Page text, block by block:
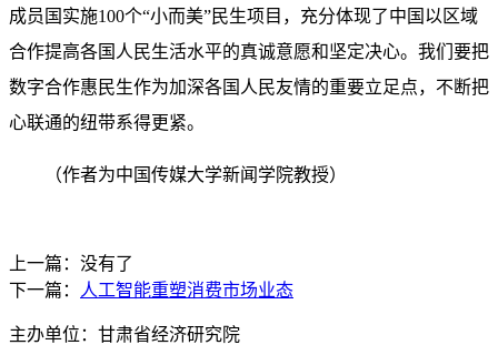
成员国实施100个“小而美”民生项目，充分体现了中国以区域
合作提高各国人民生活水平的真诚意愿和坚定决心。我们要把
数字合作惠民生作为加深各国人民友情的重要立足点，不断把
心联通的纽带系得更紧。
（作者为中国传媒大学新闻学院教授）
上一篇：没有了
下一篇：
人工智能重塑消费市场业态
主办单位：甘肃省经济研究院